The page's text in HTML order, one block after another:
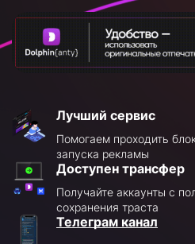
Лучший сервис
Помогаем проходить
запуска рекламы
Доступен трансфер
Получайте аккаунты с
сохранения траста
Телеграм канал